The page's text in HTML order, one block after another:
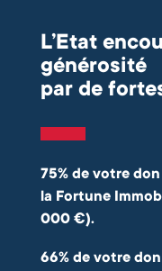
L’Etat
générosité
par de
75% de votre
la Fortune
000 €).
66% de votre